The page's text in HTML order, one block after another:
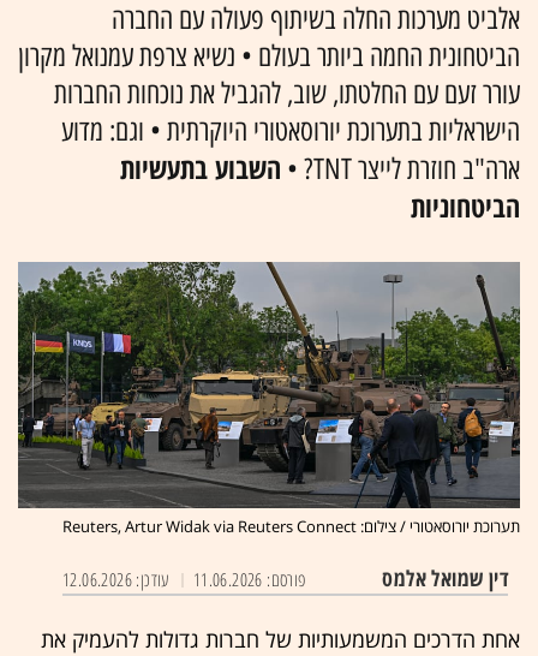
אלביט מערכות החלה בשיתוף פעולה עם החברה
הביטחונית החמה ביותר בעולם • נשיא צרפת עמנואל מקרון
עורר זעם עם החלטתו, שוב, להגביל את נוכחות החברות
הישראליות בתערוכת יורוסאטורי היוקרתית • וגם: מדוע
ארה"ב חוזרת לייצר TNT? •
השבוע בתעשיות
הביטחוניות
תערוכת יורוסאטורי / צילום: Reuters, Artur Widak via Reuters Connect
דין שמואל אלמס עודכן: 12.06.2026 פורסם: 11.06.2026
אחת הדרכים המשמעותיות של חברות גדולות להעמיק את